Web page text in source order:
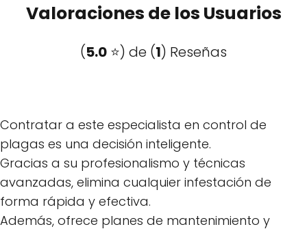
Valoraciones de los Usuarios
(5.0 ⭐️) de (1) Reseñas
Contratar a este especialista en control de
plagas es una decisión inteligente.
Gracias a su profesionalismo y técnicas
avanzadas, elimina cualquier infestación de
forma rápida y efectiva.
Además, ofrece planes de mantenimiento y